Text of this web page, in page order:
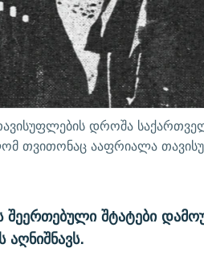
დროშა
თვითონაც ააფრიალა
შეერთებული შტატები